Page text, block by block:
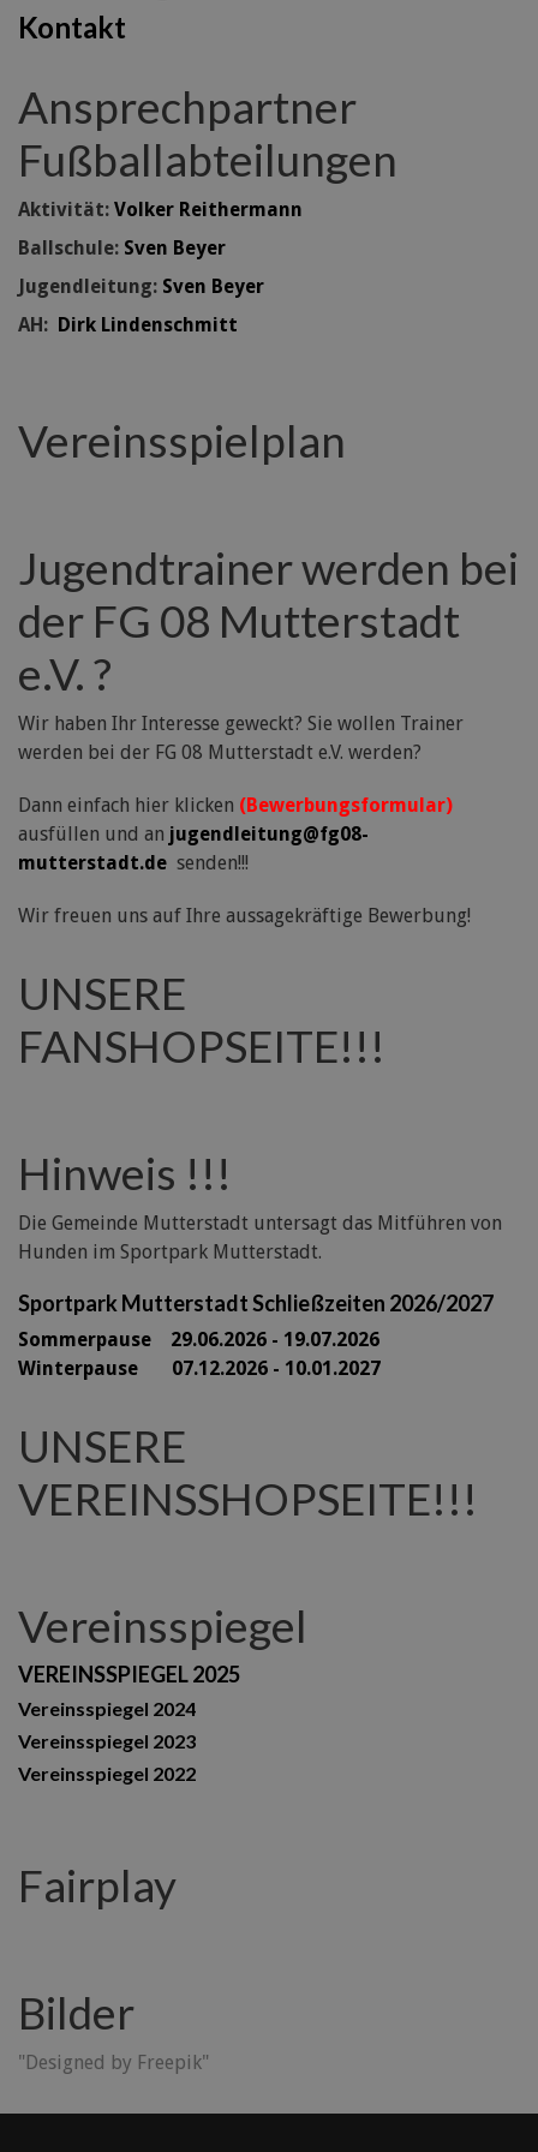
Kontakt
Ansprechpartner
Fußballabteilungen
Aktivität: Volker Reithermann
Ballschule: Sven Beyer
Jugendleitung: Sven Beyer
AH: Dirk Lindenschmitt
Vereinsspielplan
Jugendtrainer werden bei
der FG 08 Mutterstadt
e.V. ?
Wir haben Ihr Interesse geweckt? Sie wollen Trainer
werden bei der FG 08 Mutterstadt e.V. werden?
Dann einfach hier klicken (Bewerbungsformular)
ausfüllen und an jugendleitung@fg08-
mutterstadt.de senden!!!
Wir freuen uns auf Ihre aussagekräftige Bewerbung!
UNSERE
FANSHOPSEITE!!!
Hinweis !!!
Die Gemeinde Mutterstadt untersagt das Mitführen von
Hunden im Sportpark Mutterstadt.
Sportpark Mutterstadt Schließzeiten 2026/2027
Sommerpause 29.06.2026 - 19.07.2026
Winterpause 07.12.2026 - 10.01.2027
UNSERE
VEREINSSHOPSEITE!!!
Vereinsspiegel
VEREINSSPIEGEL 2025
Vereinsspiegel 2024
Vereinsspiegel 2023
Vereinsspiegel 2022
Fairplay
Bilder
"Designed by Freepik"